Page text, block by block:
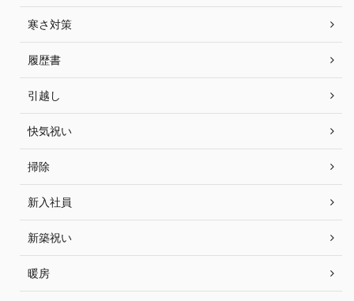
寒さ対策
履歴書
引越し
快気祝い
掃除
新入社員
新築祝い
暖房